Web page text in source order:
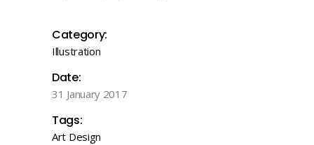
Category:
Illustration
Date:
31 January 2017
Tags:
Art Design